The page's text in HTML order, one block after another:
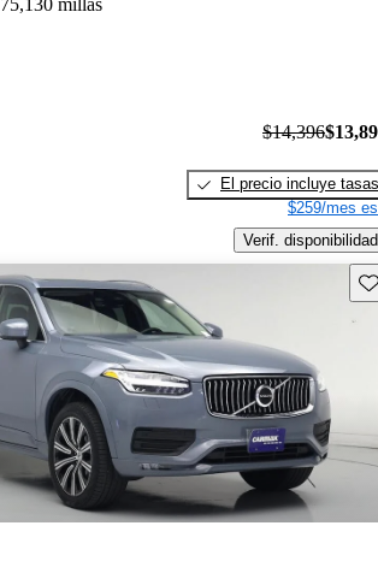
$14,396
El precio incluye tasas
$259/mes
Verif. disponibilidad